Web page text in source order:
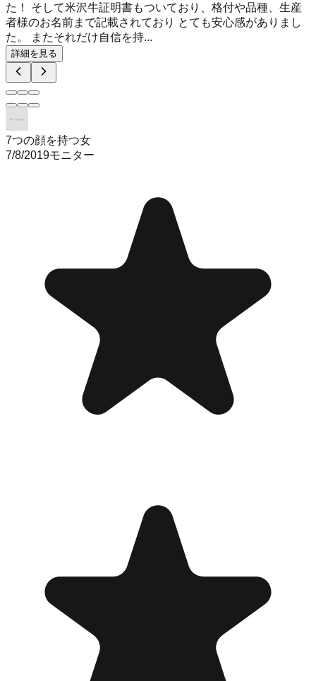
た！ そして米沢牛証明書もついており、格付や品種、生産
者様のお名前まで記載されており とても安心感がありまし
た。 またそれだけ自信を持...
詳細を見る
7つの顔を持つ女
7/8/2019モニター